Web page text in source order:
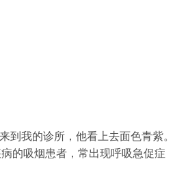
到我的诊所，他看上去面色青紫。
的吸烟患者，常出现呼吸急促症